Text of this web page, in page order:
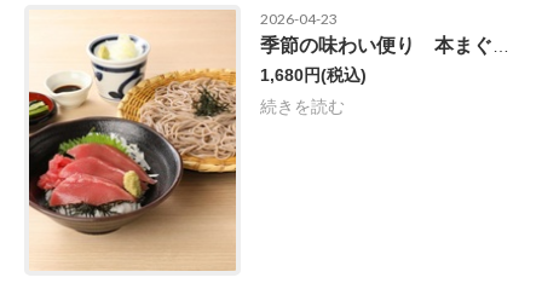
2026-04-23
1,680円(税込)
続きを読む